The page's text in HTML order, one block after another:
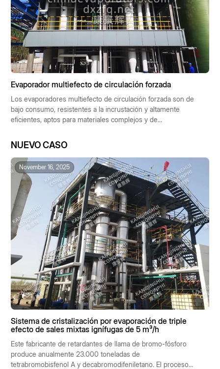
Evaporador multiefecto de circulación forzada
Los evaporadores multiefecto de circulación forzada son de
bajo consumo, resistentes a la incrustación y altamente
eficientes, aptos para materiales complejos y de
industrias química, farmacéutica, alimentaria y de protección
ambiental, contribuyendo al desarrollo industrial sostenible.
NUEVO CASO
November 16, 2025
Sistema de cristalización por evaporación de triple
efecto de sales mixtas ignífugas de 5 m³/h
Este fabricante de retardantes de llama de bromo-fósforo
produce anualmente 23.000 toneladas de
tetrabromobisfenol A y decabromodifeniletano. El proceso